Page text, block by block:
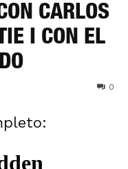
CARLOS
I CON EL
0